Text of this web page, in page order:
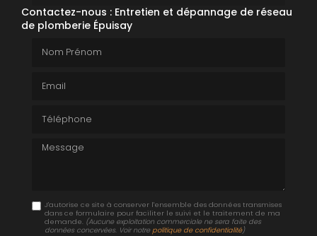
Contactez-nous : Entretien et dépannage de réseau
de plomberie Épuisay
Message
J'autorise ce site à conserver l'ensemble des données transmises
dans ce formulaire pour faciliter le suivi et le traitement de ma
demande. (Aucune exploitation commerciale ne sera faite des
données concervées. Voir notre politique de confidentialité)